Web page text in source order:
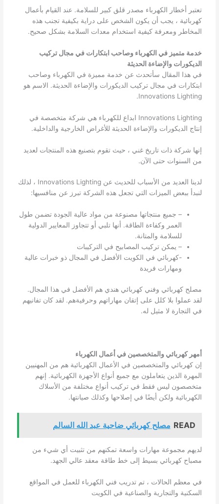
تعتبر أخطار الكهرباء مصدر قلق كبير للسلامة. عند القيام بأعمال
كهربائية ، يجب أن يكون الشخص على دراية بكيفية تجنب هذه
المخاطر ومعرفة كيفية استخدام معدات السلامة بشكل صحيح.
خدمة متميز في الكهرباء وصاحب ابتكارات في مجال تركيب
الديكورات والإضاءة الحديثة
في هذا المقال سأتحدث عن خدمة مميزة في الكهرباء وصاحب
ابتكارات في مجال تركيب الديكورات والإضاءة الحديثة. الاسم هو
Innovations Lighting.
Innovations Lighting ابداع للكهرباء هي شركة متخصصة في
إنتاج الديكورات والإضاءة الحديثة للأغراض الخارجية والداخلية.
إنها شركة ذات تاريخ غني ، حيث تقوم بتصنيع هذه المنتجات لعديد
من السنوات حتى الآن.
لدينا العديد من الأسباب للحديث عن Innovations Lighting ، لذلك
لنبدأ ببعض الميزات التي تجعل هذه الشركة تبرز عن منافسيها:
– جميع منتجاتها مصنوعة من مواد عالية الجودة تضمن طول
العمر وكفاءة الطاقة. أنها تلبي أو تتجاوز المعايير الدولية
للسلامة والمتانة.
– يمكن تركيب المصابيح في التركيبات
-كهربائي في الكويت الأفضل في المجال ذو خبرات عالية
ومهارات فريدة
مصلح كهربائي وفني كهربائي هندي هم الأفضل في هذا المجال.
لقد عملوا بلا كلل على إتقان مهاراتهم وحرفيةهم. لقد كان تفانيهم
في التجارة لا مثيل له.
أمهر كهربائي والمتخصصين في أعمال الكهرباء
إن كهربائي والمتخصصين في الأعمال الكهربائية هم من المهنيين
المهرة الذين يتعاملون مع جميع أنواع الأجهزة الكهربائية. إنهم
متخصصون ليس فقط في تركيب أنواع مختلفة من الأسلاك
الكهربائية ولكن أيضًا في إصلاحها وكذلك صيانتها.
READ مصلح كهربائي ضاحية عبد الله السالم
لديهم مجموعة مهارات واسعة تمكنهم من تثبيت أي شيء من
مصباح كهربائي بسيط إلى خط طاقة معقد عالي الجهد.
في معظم الحالات ، تم تدريب فني الكهرباء للعمل في المواقع
السكنية والتجارية والصناعية في الكويت